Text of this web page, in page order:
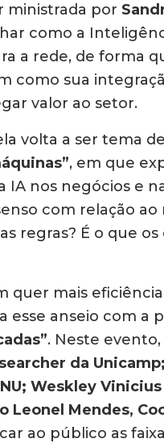
ministrada por
como a
a rede, de forma
como sua
valor ao setor.
volta a ser tema
, em que
IA nos negócios e
com relação ao
regras? É o que os
quer mais
esse anseio com a
. Neste
da
Weskley
Leonel Mendes,
ao público as